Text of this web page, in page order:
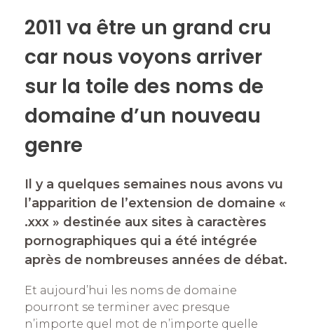
2011 va être un grand cru
car nous voyons arriver
sur la toile des noms de
domaine d’un nouveau
genre
Il y a quelques semaines nous avons vu
l’apparition de l’extension de domaine «
.xxx » destinée aux sites à caractères
pornographiques qui a été intégrée
après de nombreuses années de débat.
Et aujourd’hui les noms de domaine
pourront se terminer avec presque
n’importe quel mot de n’importe quelle